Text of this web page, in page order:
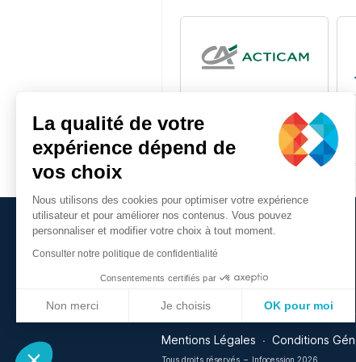
La qualité de votre
expérience dépend de
vos choix
Nous utilisons des cookies pour optimiser votre expérience
utilisateur et pour améliorer nos contenus. Vous pouvez
personnaliser et modifier votre choix à tout moment.
Consulter notre politique de confidentialité
Consentements certifiés par
Non merci Je choisis OK pour moi
Notre plateforme vous permet d'adapter et de gérer vos
FUSIONS-ACQUISITIONS
ACTICAM
Mentions Légales Conditions
Tous droits réservés – Infocession 2026